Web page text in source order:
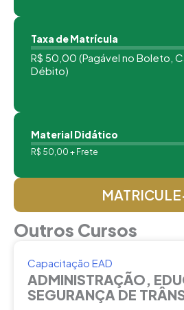
Taxa de Matrícula
R$ 50,00 (Pagável no Boleto,
Débito)
Material Didático
R$ 50,00 + Frete
Outros Cursos
Capacitação EAD
ADMINISTRAÇÃO,
SEGURANÇA DE